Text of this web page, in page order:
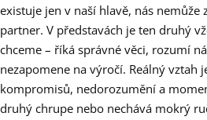
existuje jen v naší hlavě, nás nemůže
partner. V představách je ten druhý
chceme – říká správné věci, rozumí
nezapomene na výročí. Reálný vztah
kompromisů, nedorozumění a
druhý chrupe nebo nechává mokrý